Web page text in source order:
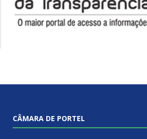
CÂMARA DE PORTEL